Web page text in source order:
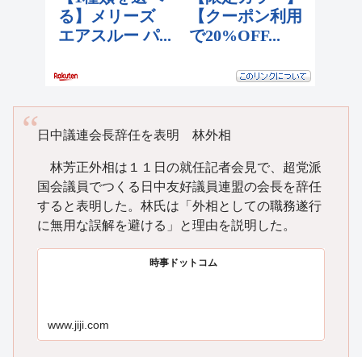
日中議連会長辞任を表明 林外相
林芳正外相は１１日の就任記者会見で、超党派
国会議員でつくる日中友好議員連盟の会長を辞任
すると表明した。林氏は「外相としての職務遂行
に無用な誤解を避ける」と理由を説明した。
時事ドットコム
www.jiji.com